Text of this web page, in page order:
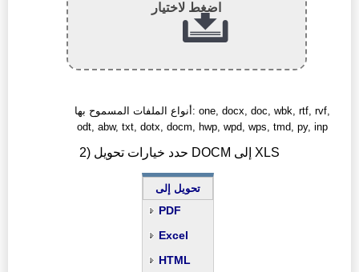
اضغط لاختيار
أنواع الملفات المسموح بها: one, docx, doc, wbk, rtf, rvf,
odt, abw, txt, dotx, docm, hwp, wpd, wps, tmd, py, inp
2) حدد خيارات تحويل DOCM إلى XLS
تحويل إلى
PDF
Excel
HTML